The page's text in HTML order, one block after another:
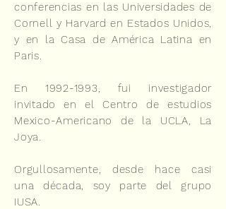
conferencias en las Universidades de
Cornell y Harvard en Estados Unidos,
y en la Casa de América Latina en
Paris.
En 1992-1993, fui investigador
invitado en el Centro de estudios
Mexico-Americano de la UCLA, La
Joya.
Orgullosamente, desde hace casi
una década, soy parte del grupo
IUSA.